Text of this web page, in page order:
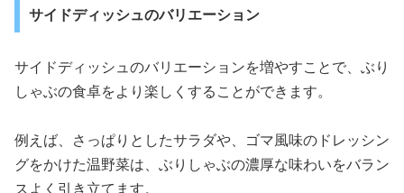
サイドディッシュのバリエーション
サイドディッシュのバリエーションを増やすことで、ぶり
しゃぶの食卓をより楽しくすることができます。
例えば、さっぱりとしたサラダや、ゴマ風味のドレッシン
グをかけた温野菜は、ぶりしゃぶの濃厚な味わいをバラン
スよく引き立てます。